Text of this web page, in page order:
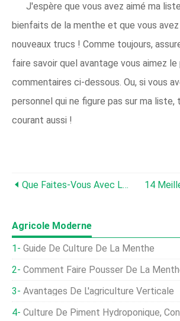
J'espère que vous avez aimé ma
bienfaits de la menthe et que vous avez
nouveaux trucs ! Comme toujours,
faire savoir quel avantage vous aimez le
commentaires ci-dessous. Ou, si vous
personnel qui ne figure pas sur ma liste,
courant aussi !
Que Faites-Vous Avec Les Meuniers De Tomates ? 14 Meilleures Plantes
Agricole Moderne
Guide De Culture De La Menthe
Comment Faire Pousser De La
Avantages De L'agriculture Verticale
Culture De Piment Hydroponique,